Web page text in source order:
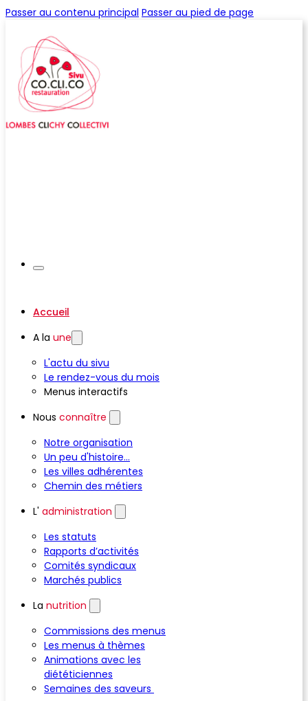
Passer au contenu principal Passer au pied de page
Accueil
A la une
L'actu du sivu
Le rendez-vous du mois
Menus interactifs
Nous connaître
Notre organisation
Un peu d'histoire...
Les villes adhérentes
Chemin des métiers
L' administration
Les statuts
Rapports d’activités
Comités syndicaux
Marchés publics
La nutrition
Commissions des menus
Les menus à thèmes
Animations avec les
diététiciennes
Semaines des saveurs